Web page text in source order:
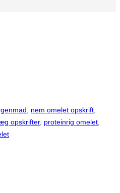
, nem omelet opskrift
opskrifter, proteinrig omelet